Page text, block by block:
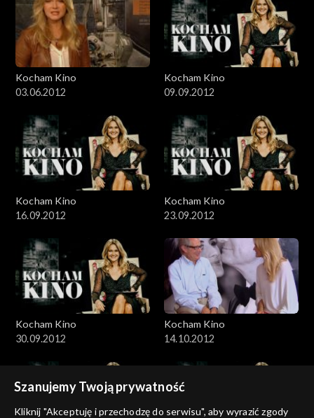
Kocham Kino
03.06.2012
Kocham Kino
09.09.2012
Kocham Kino
16.09.2012
Kocham Kino
23.09.2012
Kocham Kino
30.09.2012
Kocham Kino
14.10.2012
Szanujemy Twoją prywatność
Kliknij "Akceptuję i przechodzę do serwisu", aby wyrazić zgody